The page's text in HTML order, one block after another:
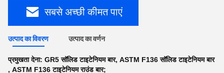
सबसे अच्छी कीमत पाएं
उत्पाद का विवरण उत्पाद का वर्णन
प्रमुखता देना: GR5 सॉलिड टाइटेनियम बार, ASTM F136 सॉलिड टाइटेनियम बार
, ASTM F136 टाइटेनियम राउंड बार;